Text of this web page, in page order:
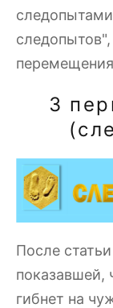
3
После
показавшей,
гибнет на